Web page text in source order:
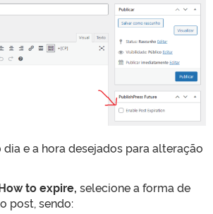
dia e a hora desejados para alteração
to expire, selecione a forma de
post, sendo: